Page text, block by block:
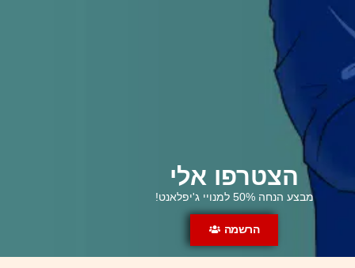
הצטרפו אלי
מבצע הנחה 50% למנויי ג'יפלאנט!
הרשמה